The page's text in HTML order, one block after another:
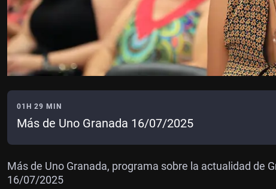
01H 29 MIN
Más de Uno Granada 16/07/2025
Más de Uno Granada, programa sobre la actualidad de
16/07/2025